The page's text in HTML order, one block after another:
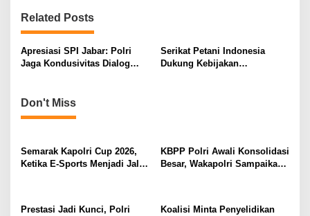
a
v
i
g
t
o
n
Related Posts
Apresiasi SPI Jabar: Polri
Jaga Kondusivitas Dialog
Serikat Petani Indonesia
Dukung Kebijakan
Don't Miss
Semarak Kapolri Cup 2026,
Ketika E-Sports Menjadi Jalan
KBPP Polri Awali Konsolidasi
Besar, Wakapolri Sampaikan
Prestasi Jadi Kunci, Polri
Koalisi Minta Penyelidikan